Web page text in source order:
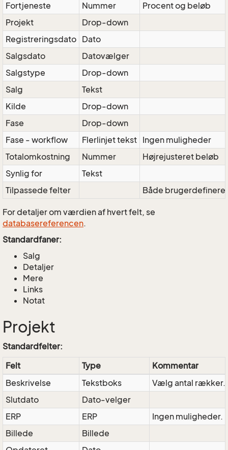
Fortjeneste
Nummer
Procent og beløb
Projekt
Drop-down
Registreringsdato Dato
Salgsdato
Datovælger
Salgstype
Drop-down
Salg
Tekst
Kilde
Drop-down
Fase
Drop-down
Fase - workflow
Flerlinjet tekst Ingen muligheder
Totalomkostning
Nummer
Højrejusteret beløb
Synlig for
Tekst
Tilpassede felter
Både
For detaljer om værdien af hvert felt, se
databasereferencen.
Standardfaner:
Salg
Detaljer
Mere
Links
Notat
Projekt
Standardfelter:
Felt
Type
Kommentar
Beskrivelse
Tekstboks
Vælg antal rækker.
Slutdato
Dato-velger
ERP
ERP
Ingen muligheder.
Billede
Billede